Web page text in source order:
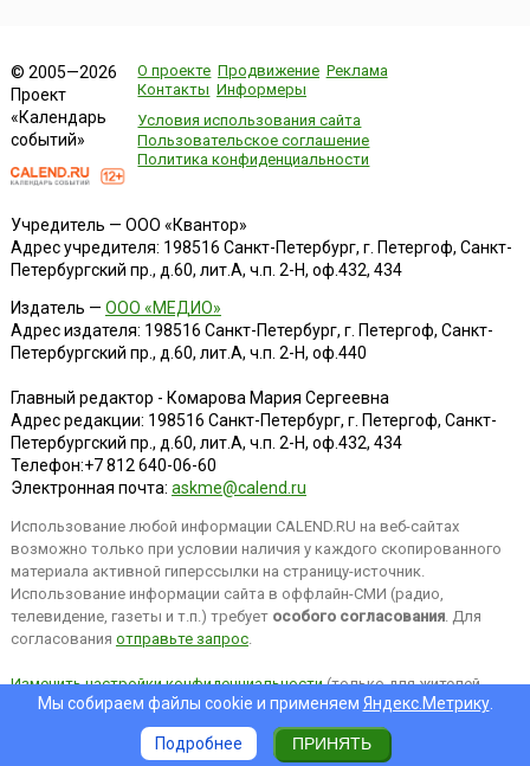
© 2005—2026
Проект
«Календарь
событий»
О проекте Продвижение Реклама
Контакты Информеры
Условия использования сайта
Пользовательское соглашение
Политика конфиденциальности
Учредитель — ООО «Квантор»
Адрес учредителя: 198516 Санкт-Петербург, г. Петергоф, Санкт-
Петербургский пр., д.60, лит.А, ч.п. 2-Н, оф.432, 434
Издатель — ООО «МЕДИО»
Адрес издателя: 198516 Санкт-Петербург, г. Петергоф, Санкт-
Петербургский пр., д.60, лит.А, ч.п. 2-Н, оф.440
Главный редактор - Комарова Мария Сергеевна
Адрес редакции: 198516 Санкт-Петербург, г. Петергоф, Санкт-
Петербургский пр., д.60, лит.А, ч.п. 2-Н, оф.432, 434
Телефон:+7 812 640-06-60
Электронная почта: askme@calend.ru
Использование любой информации CALEND.RU на веб-сайтах
возможно только при условии наличия у каждого скопированного
материала активной гиперссылки на страницу-источник.
Использование информации сайта в оффлайн-СМИ (радио,
телевидение, газеты и т.п.) требует особого согласования. Для
согласования отправьте запрос.
Изменить настройки конфиденциальности(только для жителей
EEA).Мы собираем файлы cookie и применяем Яндекс.Метрику.
Подробнее ПРИНЯТЬ